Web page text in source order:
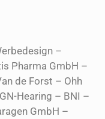
–
Pharma GmbH –
de Forst – Ohh
Hearing – BNI –
GmbH –